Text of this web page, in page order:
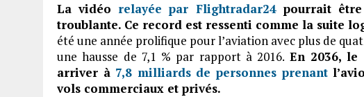
La vidéo relayée par Flightradar24 pourrait
troublante. Ce record est ressenti comme la suite
été une année prolifique pour l’aviation avec plus de
une hausse de 7,1 % par rapport à 2016. En 2036, le
arriver à 7,8 milliards de personnes prenant
vols commerciaux et privés.